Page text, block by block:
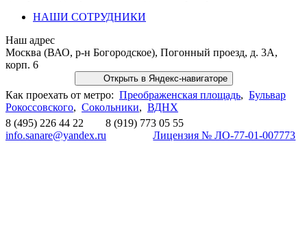
НАШИ СОТРУДНИКИ
Наш адрес
Москва (ВАО, р-н Богородское), Погонный проезд, д. 3А,
корп. 6
Открыть в Яндекс-навигаторе
Как проехать от метро: Преображенская площадь, Бульвар
Рокоссовского, Сокольники, ВДНХ
8 (495) 226 44 22 8 (919) 773 05 55
info.sanare@yandex.ru
Лицензия № ЛО-77-01-007773